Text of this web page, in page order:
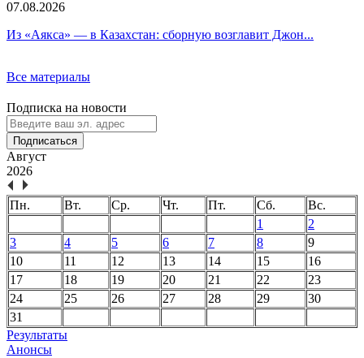
07.08.2026
Из «Аякса» — в Казахстан: сборную возглавит Джон...
Все материалы
Подписка на новости
Подписаться
Август
2026
Пн. Вт. Ср. Чт. Пт. Сб.
Вс.
1
2
3
4 5 6 7 8
9
10
11 12 13 14 15
16
17
18 19 20 21 22
23
24
25 26 27 28 29
30
31
Результаты
Анонсы